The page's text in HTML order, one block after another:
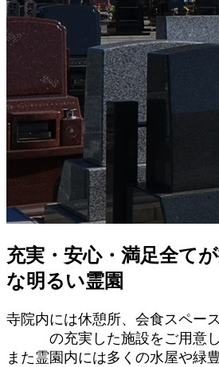
充実・安心・満足全て
な明るい霊園
寺院内には休憩所、会食スペー
の充実した施設をご用意
また霊園内には多くの水屋や緑